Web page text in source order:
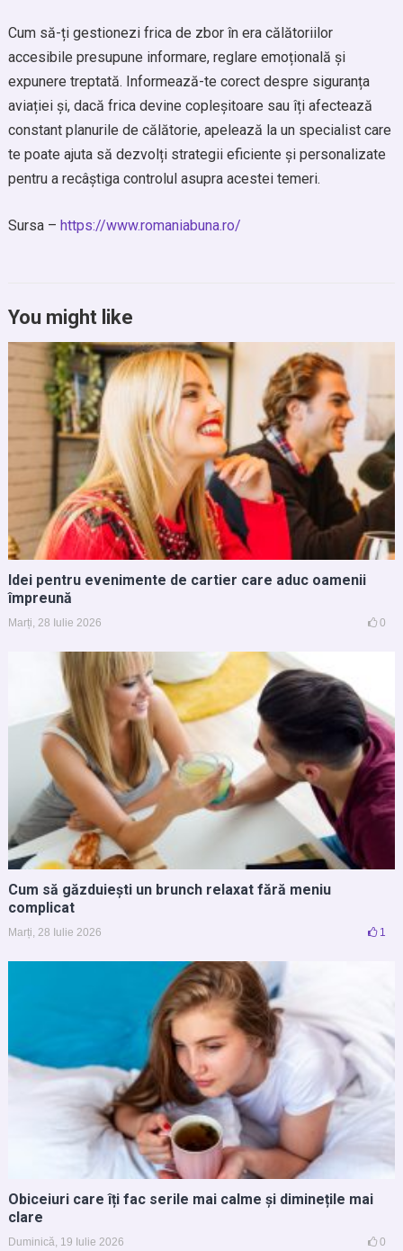
Cum să-ți gestionezi frica de zbor în era călătoriilor
accesibile presupune informare, reglare emoțională și
expunere treptată. Informează-te corect despre siguranța
aviației și, dacă frica devine copleșitoare sau îți afectează
constant planurile de călătorie, apelează la un specialist care
te poate ajuta să dezvolți strategii eficiente și personalizate
pentru a recâștiga controlul asupra acestei temeri.
Sursa – https://www.romaniabuna.ro/
You might like
Idei pentru evenimente de cartier care aduc oamenii
împreună
Marți, 28 Iulie 2026 0
Cum să găzduiești un brunch relaxat fără meniu
complicat
Marți, 28 Iulie 2026 1
Obiceiuri care îți fac serile mai calme și diminețile mai
clare
Duminică, 19 Iulie 2026 0